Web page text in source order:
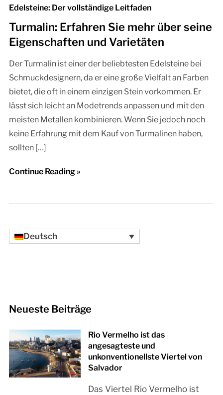
Edelsteine: Der vollständige Leitfaden
Turmalin: Erfahren Sie mehr über seine
Eigenschaften und Varietäten
Der Turmalin ist einer der beliebtesten Edelsteine bei
Schmuckdesignern, da er eine große Vielfalt an Farben
bietet, die oft in einem einzigen Stein vorkommen. Er
lässt sich leicht an Modetrends anpassen und mit den
meisten Metallen kombinieren. Wenn Sie jedoch noch
keine Erfahrung mit dem Kauf von Turmalinen haben,
sollten […]
Continue Reading »
Deutsch
Neueste Beiträge
Rio Vermelho ist das
angesagteste und
unkonventionellste Viertel von
Salvador
Das Viertel Rio Vermelho ist